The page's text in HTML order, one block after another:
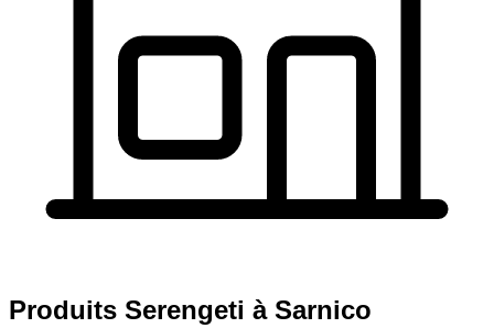
Produits Serengeti à Sarnico